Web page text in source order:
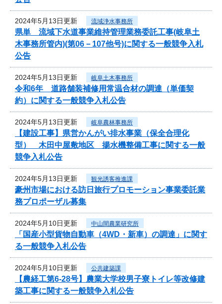
2024年5月13日更新 流域浄水事務所
県単 流域下水道事業維持管理業務委託工事(岐阜土
木事務所管内)(第06－107他号)に関する一般競争入札
公告
2024年5月13日更新 岐阜土木事務所
令和6年 道路舗装補修用常温合材の調達（単価契
約）に関する一般競争入札公告
2024年5月13日更新 岐阜農林事務所
【建設工事】県営かんがい排水事業（保全合理化
型） 木田中屋敷地区 揚水機整備工事に関する一般
競争入札公告
2024年5月13日更新 観光誘客推進課
豪州市場における訪日旅行プロモーション事業委託業
務プロポーザル募集
2024年5月10日更新 中山間農業研究所
「国産小型貨物自動車（4WD・新車）の調達」に関す
る一般競争入札公告
2024年5月10日更新 公共建築課
【農経工第6-28号】農業大学校男子寮トイレ等改修建
築工事に関する一般競争入札公告